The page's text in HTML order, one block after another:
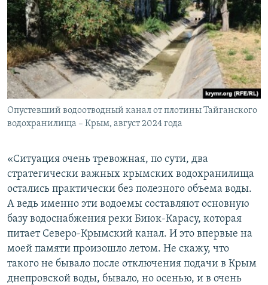
Опустевший водоотводный канал от плотины Тайганского
водохранилища – Крым, август 2024 года
«Ситуация очень тревожная, по сути, два
стратегически важных крымских водохранилища
остались практически без полезного объема воды.
А ведь именно эти водоемы составляют основную
базу водоснабжения реки Биюк-Карасу, которая
питает Северо-Крымский канал. И это впервые на
моей памяти произошло летом. Не скажу, что
такого не бывало после отключения подачи в Крым
днепровской воды, бывало, но осенью, и в очень